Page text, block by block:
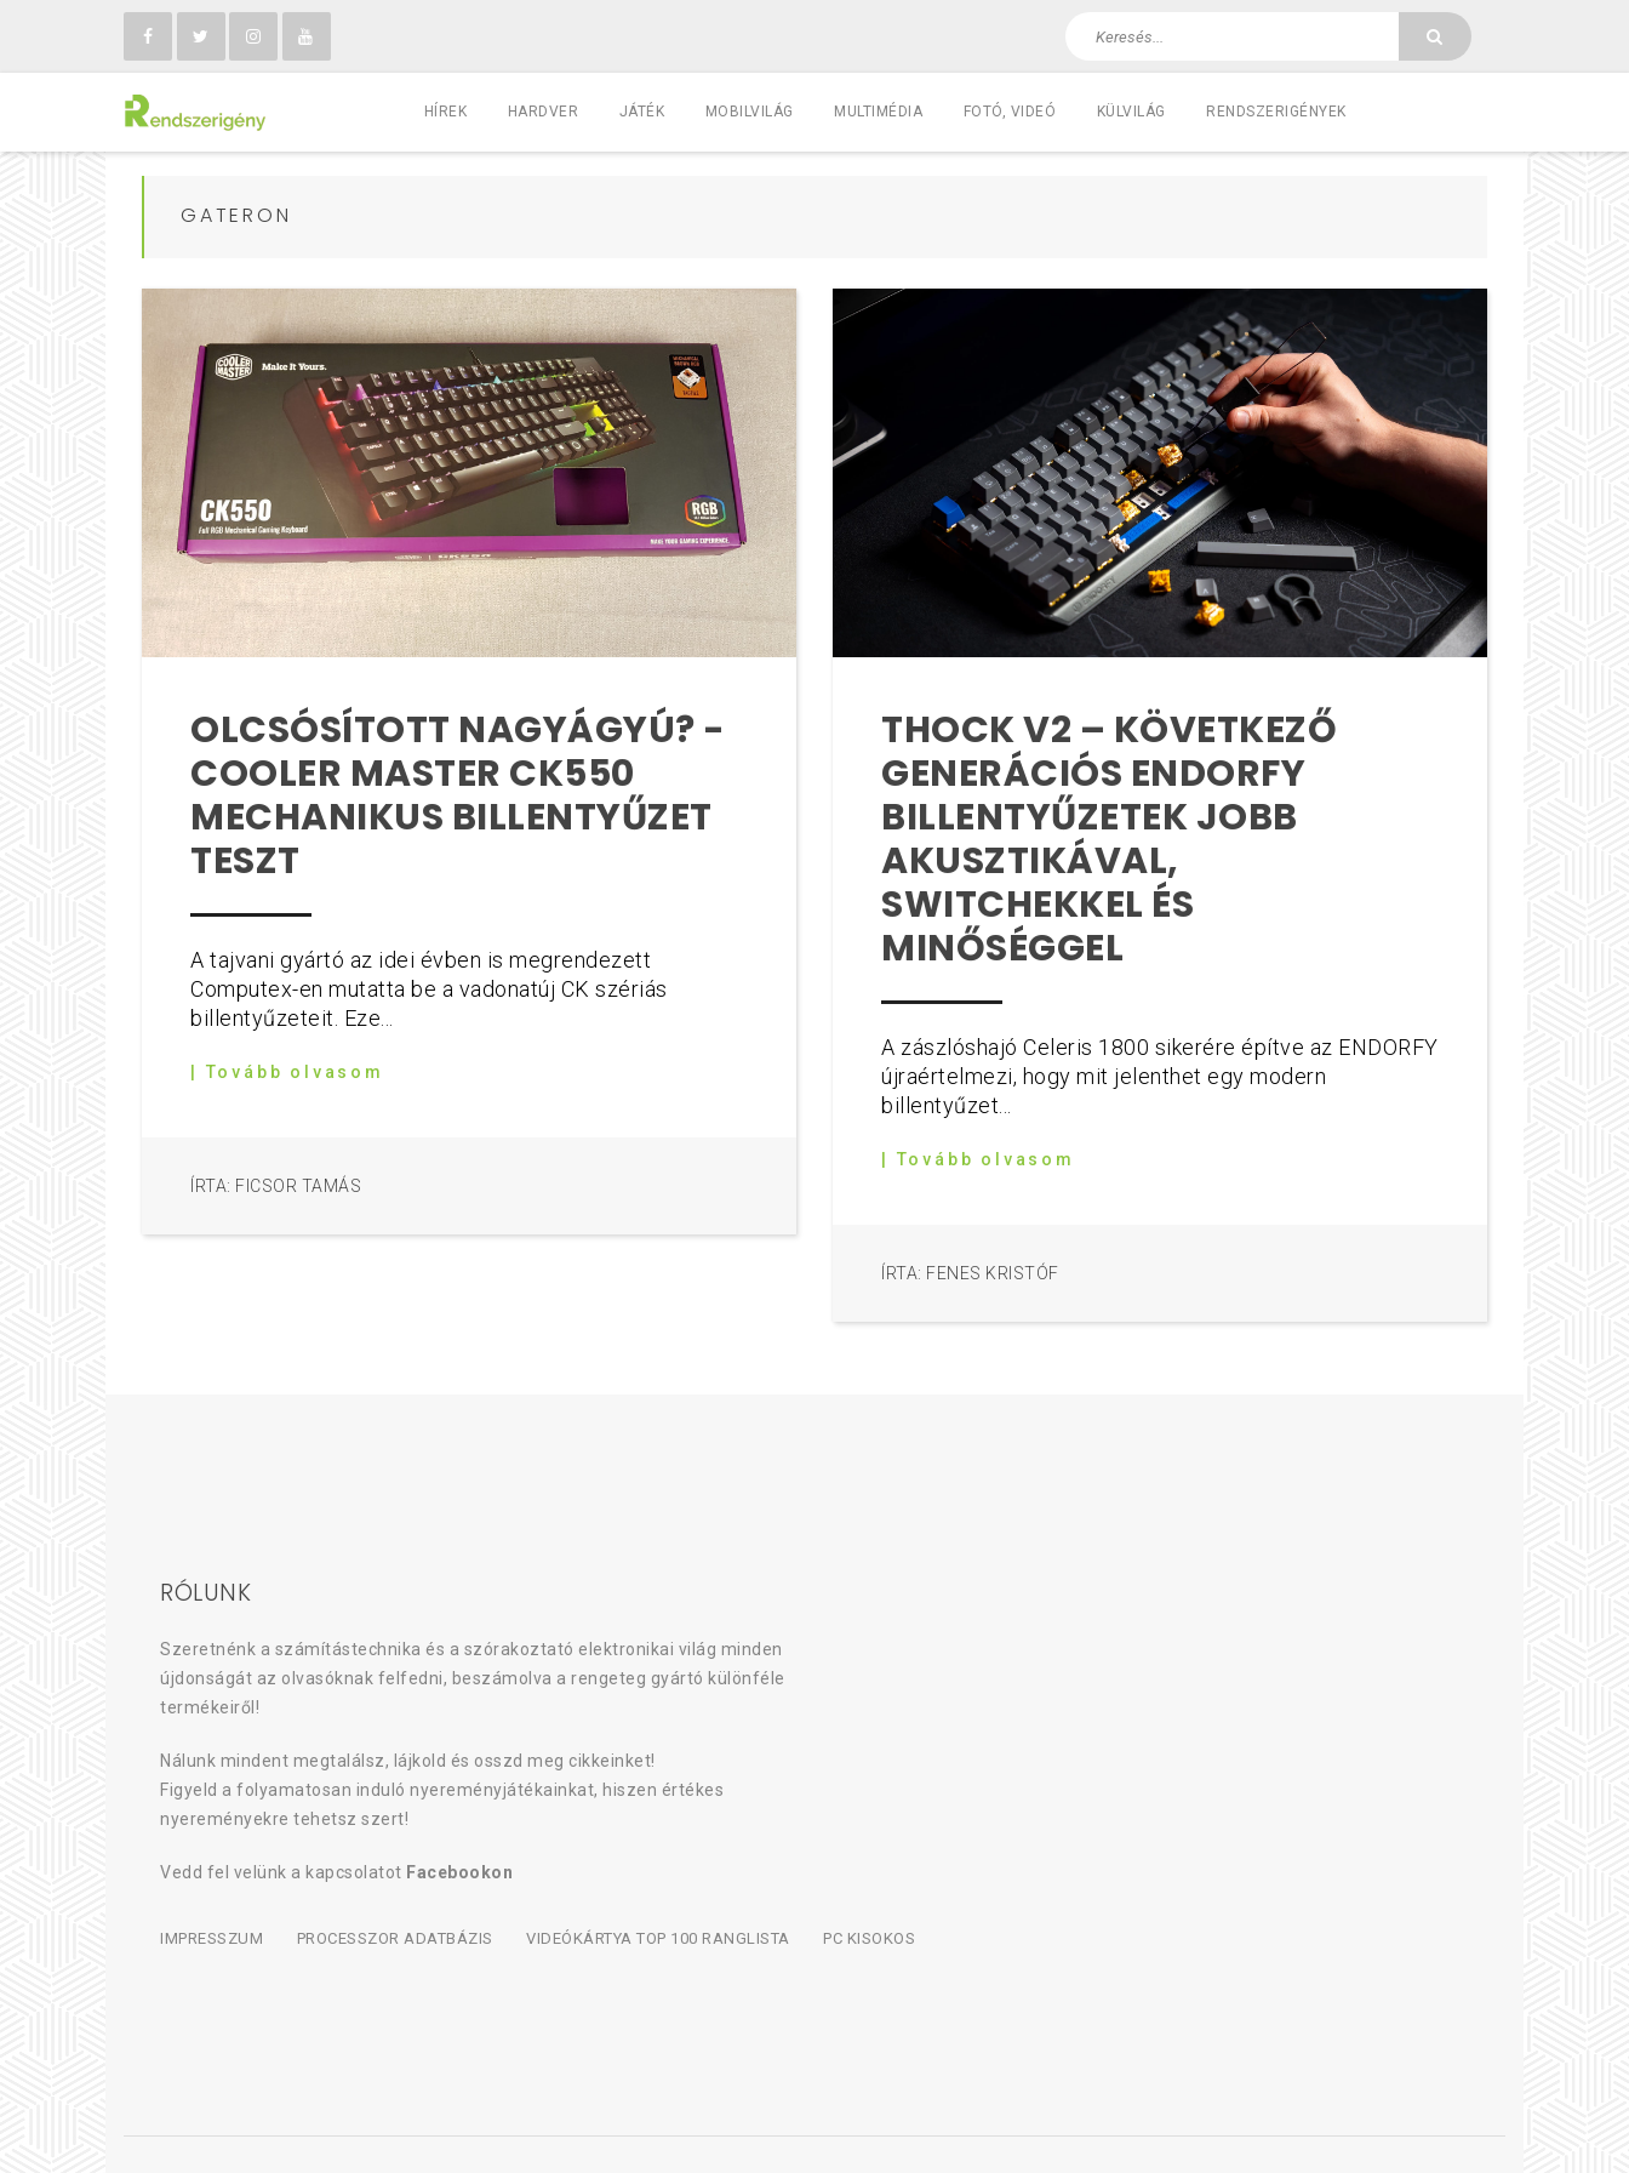
HÍREK HARDVER JÁTÉK MOBILVILÁG MULTIMÉDIA FOTÓ, VIDEÓ KÜLVILÁG RENDSZERIGÉNYEK
GATERON
OLCSÓSÍTOTT NAGYÁGYÚ? -
COOLER MASTER CK550
MECHANIKUS BILLENTYŰZET
TESZT
A tajvani gyártó az idei évben is megrendezett
Computex-en mutatta be a vadonatúj CK szériás
billentyűzeteit. Eze...
| Tovább olvasom
ÍRTA: FICSOR TAMÁS
THOCK V2 – KÖVETKEZŐ
GENERÁCIÓS ENDORFY
BILLENTYŰZETEK JOBB
AKUSZTIKÁVAL,
SWITCHEKKEL ÉS
MINŐSÉGGEL
A zászlóshajó Celeris 1800 sikerére építve az ENDORFY
újraértelmezi, hogy mit jelenthet egy modern
billentyűzet...
| Tovább olvasom
ÍRTA: FENES KRISTÓF
RÓLUNK
Szeretnénk a számítástechnika és a szórakoztató elektronikai világ minden
újdonságát az olvasóknak felfedni, beszámolva a rengeteg gyártó különféle
termékeiről!
Nálunk mindent megtalálsz, lájkold és osszd meg cikkeinket!
Figyeld a folyamatosan induló nyereményjátékainkat, hiszen értékes
nyereményekre tehetsz szert!
Vedd fel velünk a kapcsolatot Facebookon
IMPRESSZUM PROCESSZOR ADATBÁZIS VIDEÓKÁRTYA TOP 100 RANGLISTA PC KISOKOS